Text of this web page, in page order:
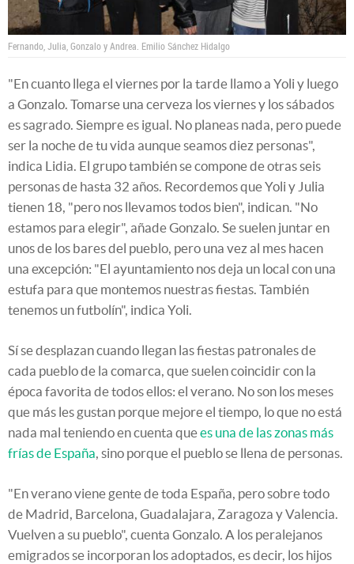
Fernando, Julia, Gonzalo y Andrea. Emilio Sánchez Hidalgo
"En cuanto llega el viernes por la tarde llamo a Yoli y luego
a Gonzalo. Tomarse una cerveza los viernes y los sábados
es sagrado. Siempre es igual. No planeas nada, pero puede
ser la noche de tu vida aunque seamos diez personas",
indica Lidia. El grupo también se compone de otras seis
personas de hasta 32 años. Recordemos que Yoli y Julia
tienen 18, "pero nos llevamos todos bien", indican. "No
estamos para elegir", añade Gonzalo. Se suelen juntar en
unos de los bares del pueblo, pero una vez al mes hacen
una excepción: "El ayuntamiento nos deja un local con una
estufa para que montemos nuestras fiestas. También
tenemos un futbolín", indica Yoli.
Sí se desplazan cuando llegan las fiestas patronales de
cada pueblo de la comarca, que suelen coincidir con la
época favorita de todos ellos: el verano. No son los meses
que más les gustan porque mejore el tiempo, lo que no está
nada mal teniendo en cuenta quees una de las zonas más
frías de España, sino porque el pueblo se llena de personas.
"En verano viene gente de toda España, pero sobre todo
de Madrid, Barcelona, Guadalajara, Zaragoza y Valencia.
Vuelven a su pueblo", cuenta Gonzalo. A los peralejanos
emigrados se incorporan los adoptados, es decir, los hijos